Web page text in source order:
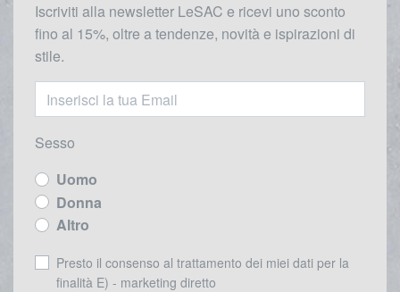
Iscriviti alla newsletter LeSAC e ricevi uno sconto
fino al 15%, oltre a tendenze, novità e ispirazioni di
stile.
Sesso
Uomo
Donna
Altro
Presto il consenso al trattamento dei miei dati per la
finalità E) - marketing diretto